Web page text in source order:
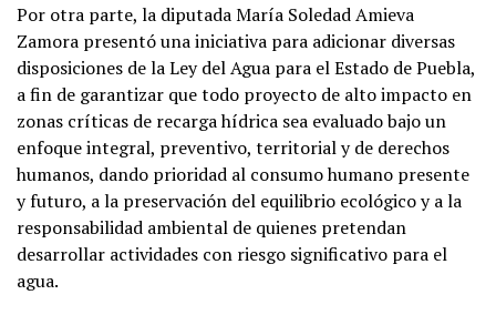
Por otra parte, la diputada María Soledad Amieva
Zamora presentó una iniciativa para adicionar diversas
disposiciones de la Ley del Agua para el Estado de Puebla,
a fin de garantizar que todo proyecto de alto impacto en
zonas críticas de recarga hídrica sea evaluado bajo un
enfoque integral, preventivo, territorial y de derechos
humanos, dando prioridad al consumo humano presente
y futuro, a la preservación del equilibrio ecológico y a la
responsabilidad ambiental de quienes pretendan
desarrollar actividades con riesgo significativo para el
agua.